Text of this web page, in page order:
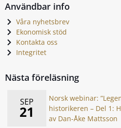
Användbar info
Våra nyhetsbrev
Ekonomisk stöd
Kontakta oss
Integritet
Nästa föreläsning
SEP
21
Norsk webinar:
historikeren – Del 1:
av Dan-Åke Mattsson